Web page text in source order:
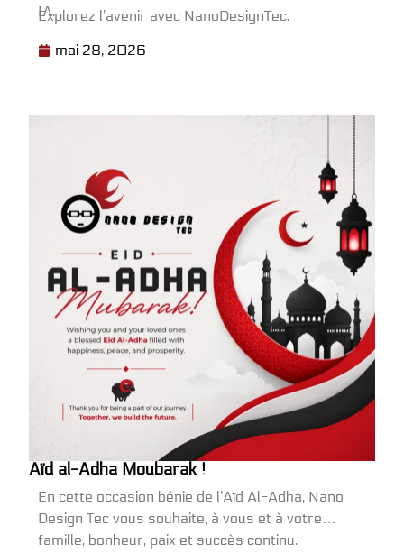
IA.
Explorez l’avenir avec NanoDesignTec.
mai 28, 2026
Aïd al-Adha Moubarak !
En cette occasion bénie de l’Aïd Al-Adha, Nano
Design Tec vous souhaite, à vous et à votre
famille, bonheur, paix et succès continu.